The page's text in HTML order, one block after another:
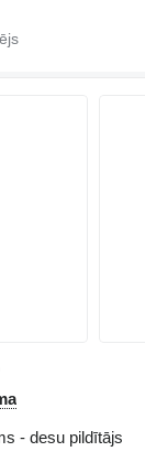
- desu pildītājs